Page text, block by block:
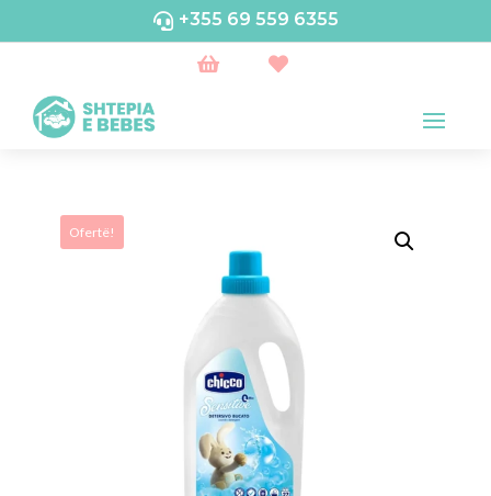
 +355 69 559 6355
 
Ofertë!